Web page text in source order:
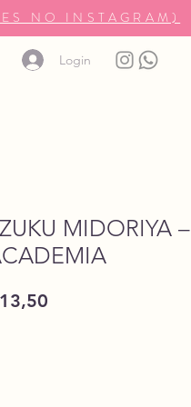
NO INSTAGRAM)
Login
MIDORIYA –